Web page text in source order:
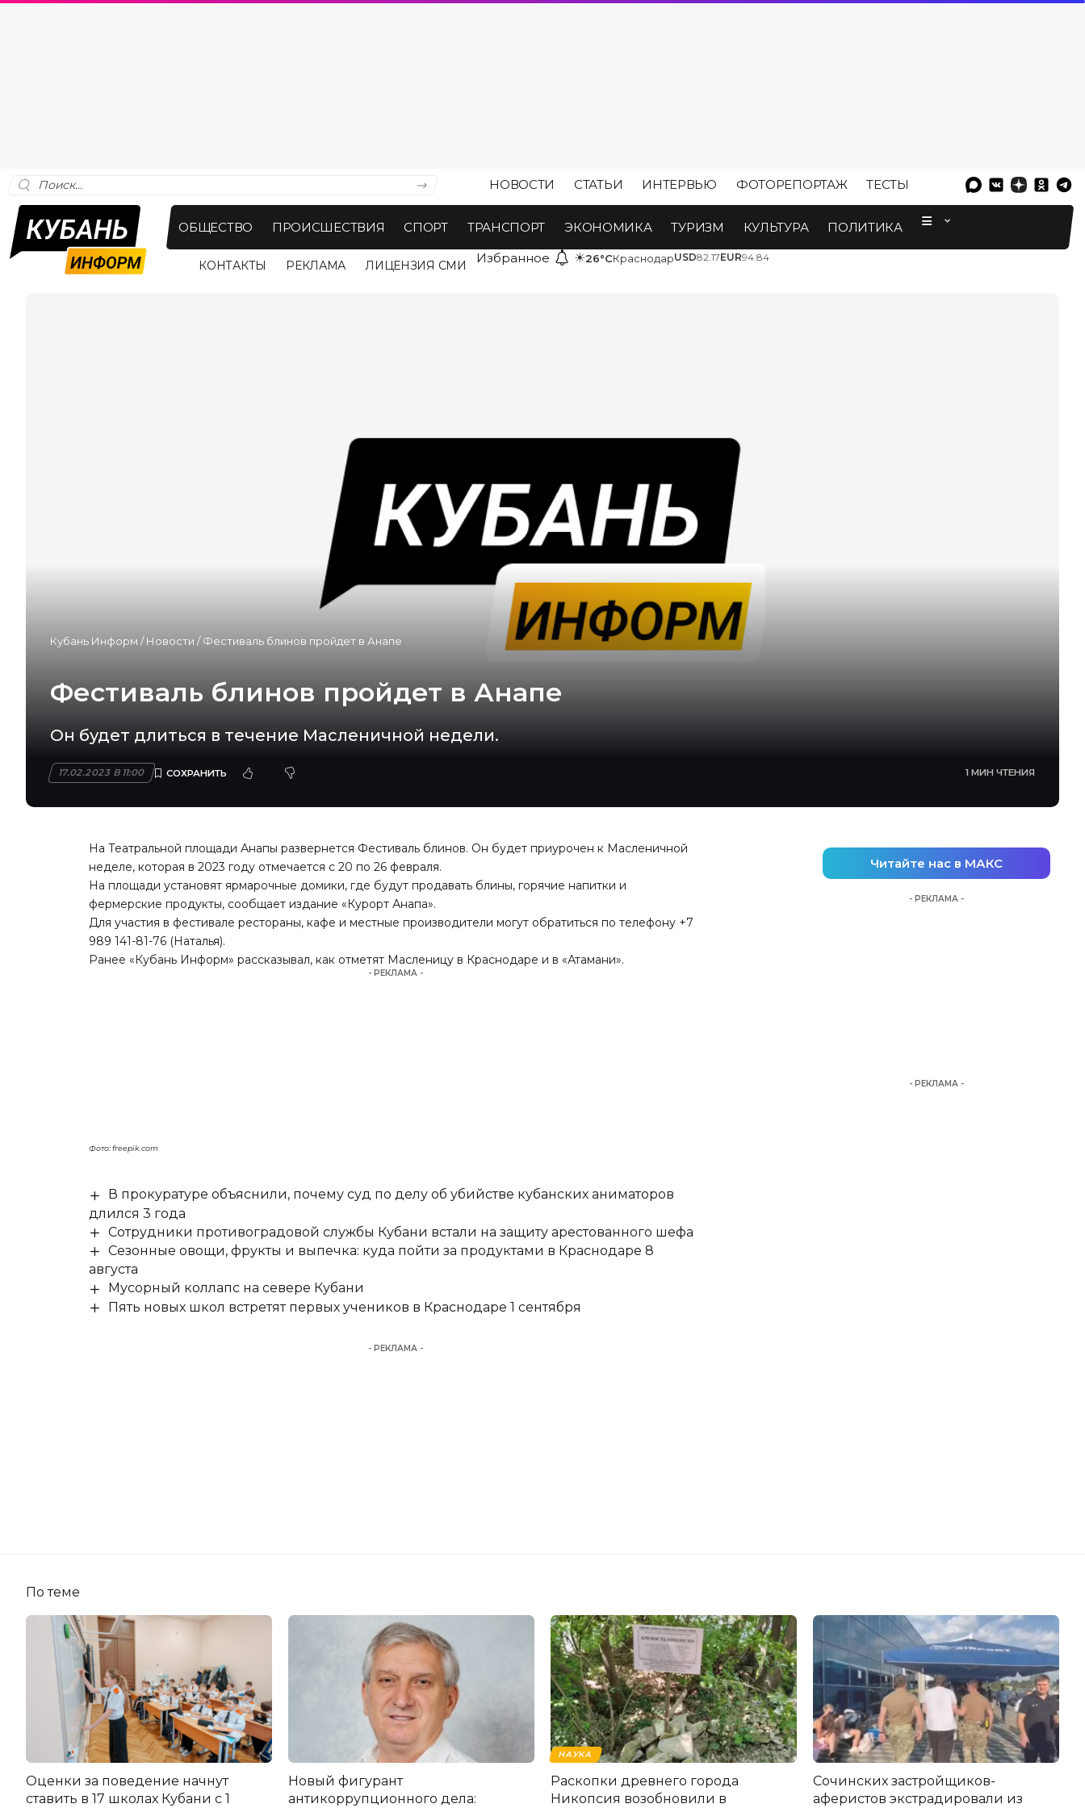
НОВОСТИ СТАТЬИ ИНТЕРВЬЮ ФОТОРЕПОРТАЖ ТЕСТЫ
ОБЩЕСТВО ПРОИСШЕСТВИЯ СПОРТ ТРАНСПОРТ ЭКОНОМИКА ТУРИЗМ КУЛЬТУРА ПОЛИТИКА
КОНТАКТЫ РЕКЛАМА ЛИЦЕНЗИЯ СМИ Избранное ☀26°CКраснодарUSD82.17EUR94.84
Кубань Информ /Новости /Фестиваль блинов пройдет в Анапе
Фестиваль блинов пройдет в Анапе
Он будет длиться в течение Масленичной недели.
17.02.2023 В 11:00 1 МИН ЧТЕНИЯ
На Театральной площади Анапы развернется Фестиваль блинов. Он будет приурочен к Масленичной
неделе, которая в 2023 году отмечается с 20 по 26 февраля.
На площади установят ярмарочные домики, где будут продавать блины, горячие напитки и
фермерские продукты, сообщает издание « Курорт Анапа».
Для участия в фестивале рестораны, кафе и местные производители могут обратиться по телефону +7
989 141-81-76 (Наталья).
Ранее «Кубань Информ» рассказывал, как отметят Масленицу в Краснодаре и в «Атамани».
- РЕКЛАМА -
Фото: freepik.com
В прокуратуре объяснили, почему суд по делу об убийстве кубанских аниматоров
длился 3 года
Сотрудники противоградовой службы Кубани встали на защиту арестованного шефа
Сезонные овощи, фрукты и выпечка: куда пойти за продуктами в Краснодаре 8
августа
Мусорный коллапс на севере Кубани
Пять новых школ встретят первых учеников в Краснодаре 1 сентября
- РЕКЛАМА -
Читайте нас в МАКС
- РЕКЛАМА -
- РЕКЛАМА -
По теме
Оценки за поведение начнут
ставить в 17 школах Кубани с 1
Новый фигурант
антикоррупционного дела:
НАУКА
Раскопки древнего города
Никопсия возобновили в
Сочинских застройщиков-
аферистов экстрадировали из